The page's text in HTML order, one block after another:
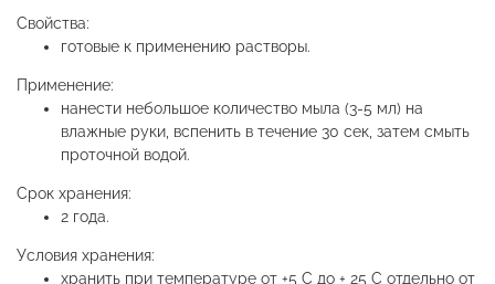
Свойства:
готовые к применению растворы.
Применение:
нанести небольшое количество мыла (3-5 мл) на
влажные руки, вспенить в течение 30 сек, затем смыть
проточной водой.
Срок хранения:
2 года.
Условия хранения:
хранить при температуре от +5 С до + 25 С отдельно от